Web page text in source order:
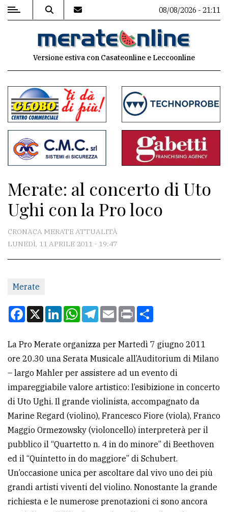
MENU
commenti
Contenuti
del
sito
Associazioni
Meteo
redazione
Scrivici
la
tua
pubblicità
CERCA
Cerca
per
comune
Ricerca
avanzata
08/08/2026 - 21:11
Versione estiva con Casateonline e Leccoonline
Merate: al concerto di Uto
Ughi con la Pro loco
CRONACA MERATE ATTUALITÀ
LUNEDÌ, 11 APRILE 2011 - 19:47
Merate
Facebook
X LinkedInWhatsApp
Telegram
EmailPrint
La Pro Merate organizza per Martedì 7 giugno 2011
ore 20.30 una Serata Musicale all’Auditorium di Milano
– largo Mahler per assistere ad un evento di
impareggiabile valore artistico: l’esibizione in concerto
di Uto Ughi. Il grande violinista, accompagnato da
Marine Regard (violino), Francesco Fiore (viola), Franco
Maggio Ormezowsky (violoncello) interpreterà per il
pubblico il “Quartetto n. 4 in do minore” di Beethoven
ed il “Quintetto in do maggiore” di Schubert.
Un’occasione unica per ascoltare dal vivo uno dei più
grandi artisti viventi del violino. Nonostante la grande
richiesta e le numerose prenotazioni ci sono ancora